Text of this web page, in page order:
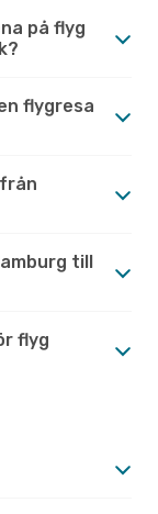
på flyg
flygresa
till
flyg